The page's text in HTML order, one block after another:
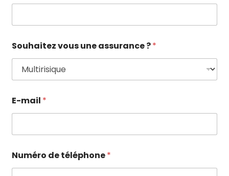
Souhaitez vous une assurance ?*
E-mail *
Numéro de téléphone*